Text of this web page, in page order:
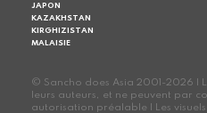
JAPON
KAZAKHSTAN
KIRGHIZISTAN
MALAISIE
© Sancho does Asia 2001-2026 |
leurs auteurs, et ne peuvent par
autorisation préalable | Les